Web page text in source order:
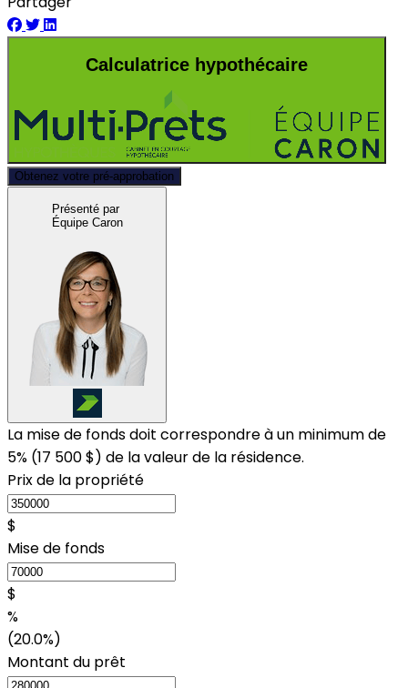
Calculatrice hypothécaire
Obtenez votre pré-approbation
Présenté par
Équipe Caron
La mise de fonds doit correspondre à un minimum de
5% (17 500 $) de la valeur de la résidence.
Prix de la propriété
$
Mise de fonds
$
%
(20.0%)
Montant du prêt